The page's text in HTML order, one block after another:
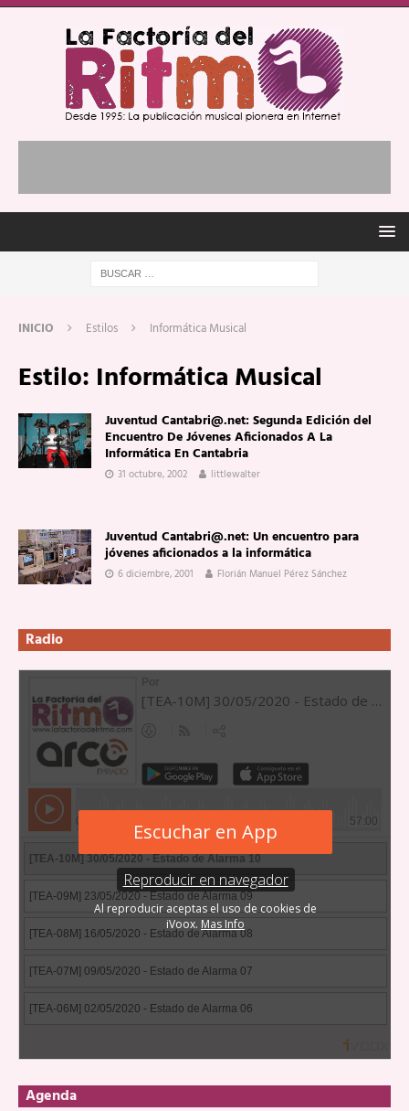
INICIO Estilos Informática Musical
Estilo: Informática Musical
Juventud Cantabri@.net: Segunda Edición del
Encuentro De Jóvenes Aficionados A La
Informática En Cantabria
31 octubre, 2002 littlewalter
Juventud Cantabri@.net: Un encuentro para
jóvenes aficionados a la informática
6 diciembre, 2001 Florián Manuel Pérez Sánchez
Radio
Agenda